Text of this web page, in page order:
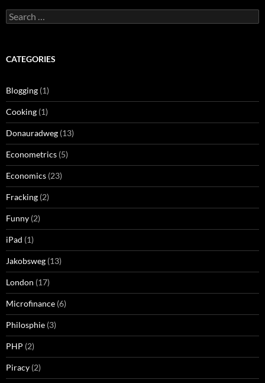
Search
for:
CATEGORIES
Blogging (1)
Cooking (1)
Donauradweg (13)
Econometrics (5)
Economics (23)
Fracking (2)
Funny (2)
iPad (1)
Jakobsweg (13)
London (17)
Microfinance (6)
Philosphie (3)
PHP (2)
Piracy (2)